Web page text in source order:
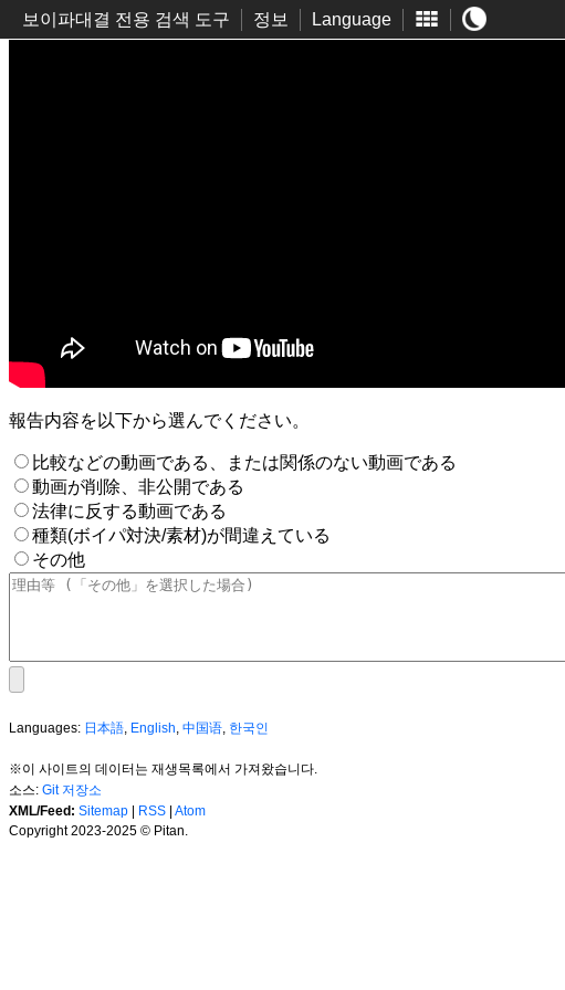
보이파대결 전용 검색 도구 정보 Language
報告内容を以下から選んでください。
比較などの動画である、または関係のない動画である
動画が削除、非公開である
法律に反する動画である
種類(ボイパ対決/素材)が間違えている
その他
Languages: 日本語, English, 中国语, 한국인
※이 사이트의 데이터는 재생목록에서 가져왔습니다.
소스: Git 저장소
XML/Feed: Sitemap RSS Atom
Copyright 2023-2025 © Pitan.